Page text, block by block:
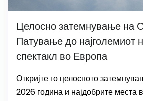
Целосно затемнување на
Патување до најголемиот
спектакл во Европа
Откријте го целосното
2026 година и најдобрите места